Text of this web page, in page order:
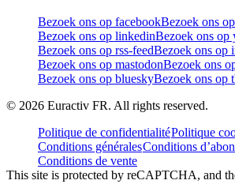
Bezoek ons op facebookBezoek ons
Bezoek ons op linkedinBezoek ons op
Bezoek ons op rss-feedBezoek ons op
Bezoek ons op mastodonBezoek ons
Bezoek ons op blueskyBezoek ons op
© 2026 Euractiv FR. All rights reserved.
Politique de confidentialitéPolitique
Conditions généralesConditions
Conditions de vente
This site is protected by reCAPTCHA, and